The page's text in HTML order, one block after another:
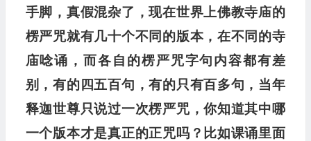
手脚，真假混杂了，现在世界上佛教寺庙的
楞严咒就有几十个不同的版本，在不同的寺
庙唸诵，而各自的楞严咒字句内容都有差
别，有的四五百句，有的只有百多句，当年
释迦世尊只说过一次楞严咒，你知道其中哪
一个版本才是真正的正咒吗？比如课诵里面